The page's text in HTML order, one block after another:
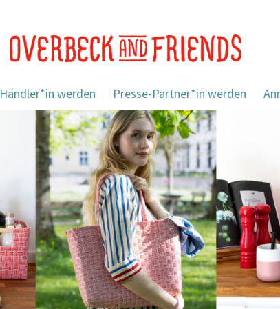
Händler*in werden Presse-Partner*in werden